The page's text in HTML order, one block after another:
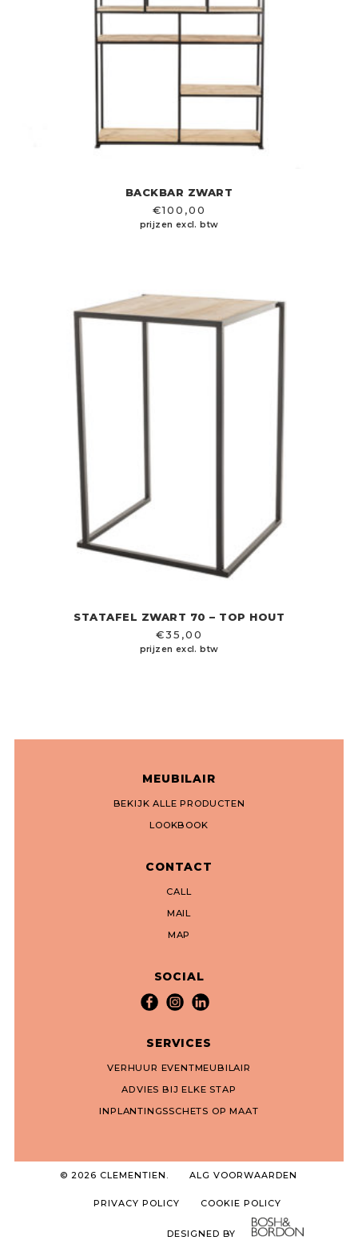
BACKBAR ZWART
€100,00
prijzen excl. btw
STATAFEL ZWART 70 – TOP HOUT
€35,00
prijzen excl. btw
MEUBILAIR
BEKIJK ALLE PRODUCTEN
LOOKBOOK
CONTACT
CALL
MAIL
MAP
SOCIAL
SERVICES
VERHUUR EVENTMEUBILAIR
ADVIES BIJ ELKE STAP
INPLANTINGSSCHETS OP MAAT
© 2026 CLEMENTIEN. ALG VOORWAARDEN
PRIVACY POLICY COOKIE POLICY
DESIGNED BY